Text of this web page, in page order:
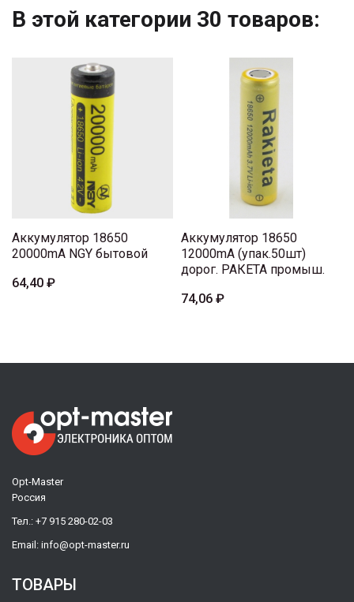
В этой категории 30 товаров:
Аккумулятор 18650
20000mA NGY бытовой
64,40 ₽
Аккумулятор 18650
12000mA (упак.50шт)
дорог. РАКЕТА промыш.
74,06 ₽
Opt-Master
Россия
Тел.: +7 915 280-02-03
Email: info@opt-master.ru
ТОВАРЫ